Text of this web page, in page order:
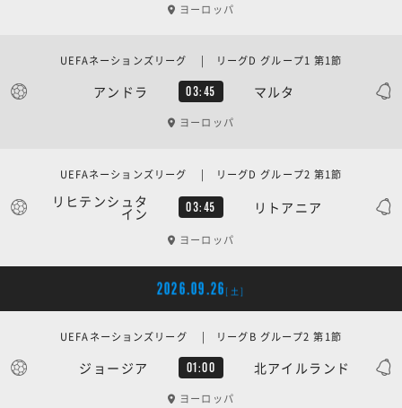
ヨーロッパ
アンドラ 03:45 マルタ
UEFAネーションズリーグ | リーグD グループ1 第1節
ヨーロッパ
リヒテンシュタ
イン 03:45 リトアニア
UEFAネーションズリーグ | リーグD グループ2 第1節
ヨーロッパ
2026.09.26 [土]
ジョージア 01:00 北アイルランド
UEFAネーションズリーグ | リーグB グループ2 第1節
ヨーロッパ